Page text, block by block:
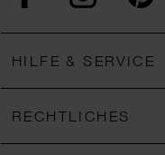
HILFE & SERVICE
RECHTLICHES